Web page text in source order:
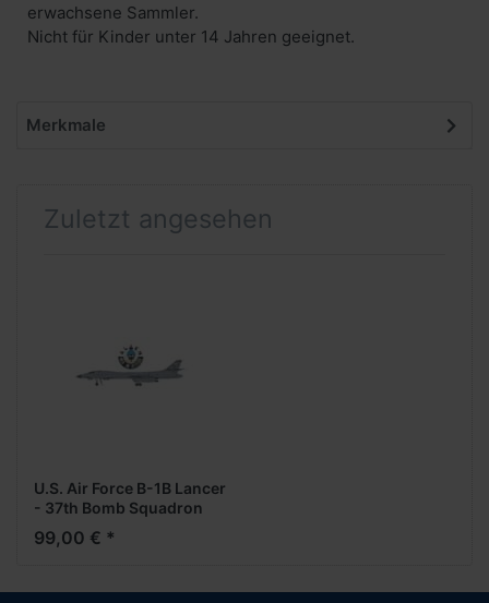
erwachsene Sammler.
Nicht für Kinder unter 14 Jahren geeignet.
Merkmale
Zuletzt angesehen
U.S. Air Force B-1B Lancer
- 37th Bomb Squadron
"Alien with an Attitude"
(1:200)
99,00 € *